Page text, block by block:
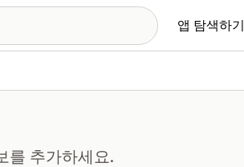
앱 탐색하기
를 추가하세요.